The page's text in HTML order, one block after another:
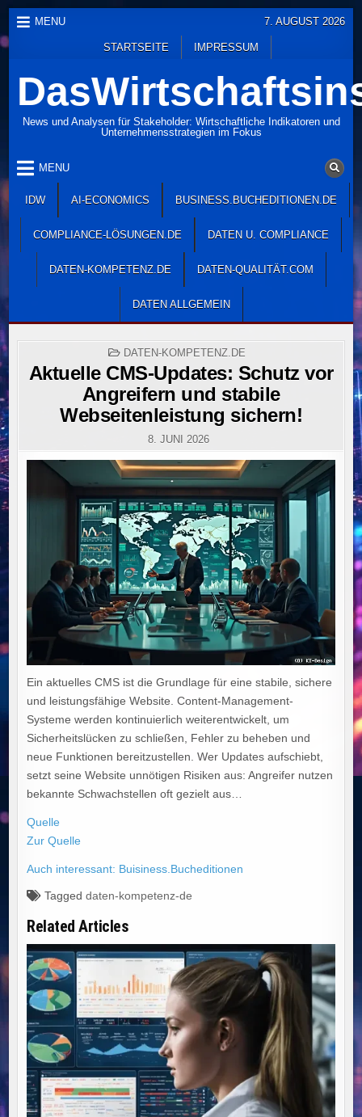
Skip
to
content
MENU
STARTSEITE IMPRESSUM
7. AUGUST 2026
News und Analysen für Stakeholder: Wirtschaftliche Indikatoren und
Unternehmensstrategien im Fokus
MENU
IDW AI-ECONOMICS BUSINESS.BUCHEDITIONEN.DE
COMPLIANCE-LÖSUNGEN.DE DATEN U. COMPLIANCE
DATEN-KOMPETENZ.DE DATEN-QUALITÄT.COM
DATEN ALLGEMEIN
POSTED
DATEN-KOMPETENZ.DE
Aktuelle CMS-Updates: Schutz vor
Angreifern und stabile
Webseitenleistung sichern!
8. JUNI 2026
Ein aktuelles CMS ist die Grundlage für eine stabile, sichere
und leistungsfähige Website. Content-Management-
Systeme werden kontinuierlich weiterentwickelt, um
Sicherheitslücken zu schließen, Fehler zu beheben und
neue Funktionen bereitzustellen. Wer Updates aufschiebt,
setzt seine Website unnötigen Risiken aus: Angreifer nutzen
bekannte Schwachstellen oft gezielt aus…
Quelle
Zur Quelle
Auch interessant: Buisiness.Bucheditionen
Taggeddaten-kompetenz-de
Related Articles